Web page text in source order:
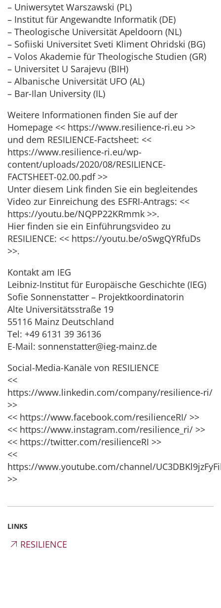
– Uniwersytet Warszawski (PL)
– Institut für Angewandte Informatik (DE)
– Theologische Universität Apeldoorn (NL)
– Sofiiski Universitet Sveti Kliment Ohridski (BG)
– Volos Akademie für Theologische Studien (GR)
– Universitet U Sarajevu (BIH)
– Albanische Universität UFO (AL)
– Bar-Ilan University (IL)
Weitere Informationen finden Sie auf der
Homepage << https://www.resilience-ri.eu >>
und dem RESILIENCE-Factsheet: <<
https://www.resilience-ri.eu/wp-
content/uploads/2020/08/RESILIENCE-
FACTSHEET-02.00.pdf >>
Unter diesem Link finden Sie ein begleitendes
Video zur Einreichung des ESFRI-Antrags: <<
https://youtu.be/NQPP22KRmmk >>.
Hier finden sie ein Einführungsvideo zu
RESILIENCE: << https://youtu.be/oSwgQYRfuDs
>>.
Kontakt am IEG
Leibniz-Institut für Europäische Geschichte (IEG)
Sofie Sonnenstatter – Projektkoordinatorin
Alte Universitätsstraße 19
55116 Mainz Deutschland
Tel: +49 6131 39 36136
E-Mail: sonnenstatter@ieg-mainz.de
Social-Media-Kanäle von RESILIENCE
<<
https://www.linkedin.com/company/resilience-ri/
>>
<< https://www.facebook.com/resilienceRI/ >>
<< https://www.instagram.com/resilience_ri/ >>
<< https://twitter.com/resilienceRI >>
<<
https://www.youtube.com/channel/
>>
LINKS
RESILIENCE